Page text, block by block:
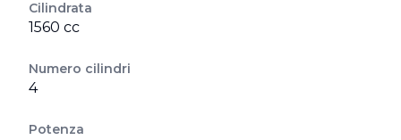
Cilindrata
1560 cc
Numero cilindri
4
Potenza